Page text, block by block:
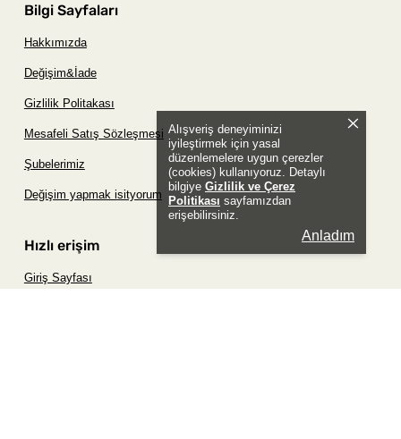
Alışveriş deneyiminizi
iyileştirmek için yasal
düzenlemelere uygun çerezler
(cookies) kullanıyoruz. Detaylı
bilgiye Gizlilik ve Çerez
Politikası sayfamızdan
erişebilirsiniz.
Anladım
Bilgi Sayfaları
Hakkımızda
Değişim&İade
Gizlilik Politakası
Mesafeli Satış Sözleşmesi
Şubelerimiz
Değişim yapmak isityorum
Hızlı erişim
Giriş Sayfası